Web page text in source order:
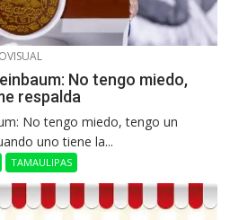
No tengo miedo,
respalda
No tengo miedo, tengo un
uno tiene la...
TAMAULIPAS